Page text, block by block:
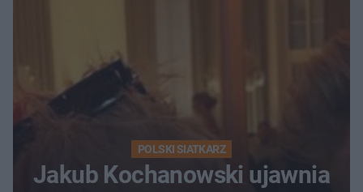
POLSKI SIATKARZ
Jakub Kochanowski ujawnia